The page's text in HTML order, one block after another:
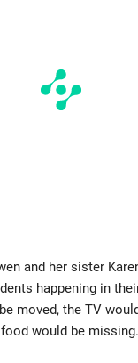
and her sister
happening in
moved, the TV
food would be missing.